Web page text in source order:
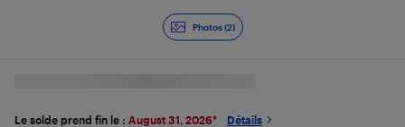
Photos (2)
Le solde prend fin le : August 31, 2026* Détails